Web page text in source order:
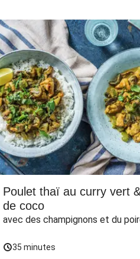
Poulet thaï au curry vert
de coco
avec des champignons et du
35 minutes